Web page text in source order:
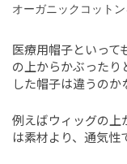
オーガニックコット
医療用帽子といって
の上からかぶったり
した帽子は違うのか
例えばウィッグの上
は素材より、通気性